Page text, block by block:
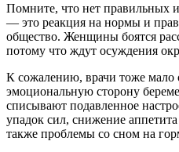
Помните, что нет правильных
— это реакция на нормы и
общество. Женщины боятся
потому что ждут осуждения
К сожалению, врачи тоже
эмоциональную сторону
списывают подавленное
упадок сил, снижение
также проблемы со сном на